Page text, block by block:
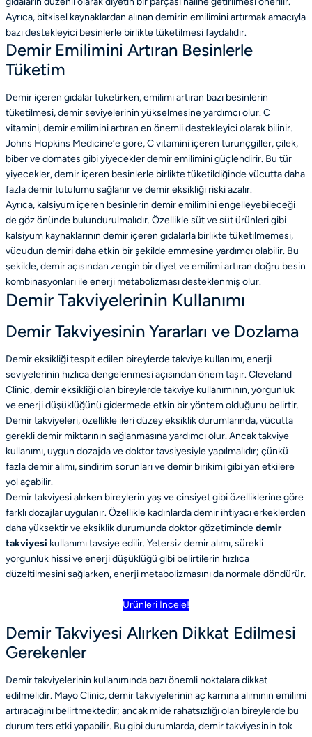
Ayrıca, bitkisel kaynaklardan alınan demirin emilimini artırmak amacıyla
bazı destekleyici besinlerle birlikte tüketilmesi faydalıdır.
Demir Emilimini Artıran Besinlerle
Tüketim
Demir içeren gıdalar tüketirken, emilimi artıran bazı besinlerin
tüketilmesi, demir seviyelerinin yükselmesine yardımcı olur. C
vitamini, demir emilimini artıran en önemli destekleyici olarak bilinir.
Johns Hopkins Medicine’e göre, C vitamini içeren turunçgiller, çilek,
biber ve domates gibi yiyecekler demir emilimini güçlendirir. Bu tür
yiyecekler, demir içeren besinlerle birlikte tüketildiğinde vücutta daha
fazla demir tutulumu sağlanır ve demir eksikliği riski azalır.
Ayrıca, kalsiyum içeren besinlerin demir emilimini engelleyebileceği
de göz önünde bulundurulmalıdır. Özellikle süt ve süt ürünleri gibi
kalsiyum kaynaklarının demir içeren gıdalarla birlikte tüketilmemesi,
vücudun demiri daha etkin bir şekilde emmesine yardımcı olabilir. Bu
şekilde, demir açısından zengin bir diyet ve emilimi artıran doğru besin
kombinasyonları ile enerji metabolizması desteklenmiş olur.
Demir Takviyelerinin Kullanımı
Demir Takviyesinin Yararları ve Dozlama
Demir eksikliği tespit edilen bireylerde takviye kullanımı, enerji
seviyelerinin hızlıca dengelenmesi açısından önem taşır. Cleveland
Clinic, demir eksikliği olan bireylerde takviye kullanımının, yorgunluk
ve enerji düşüklüğünü gidermede etkin bir yöntem olduğunu belirtir.
Demir takviyeleri, özellikle ileri düzey eksiklik durumlarında, vücutta
gerekli demir miktarının sağlanmasına yardımcı olur. Ancak takviye
kullanımı, uygun dozajda ve doktor tavsiyesiyle yapılmalıdır; çünkü
fazla demir alımı, sindirim sorunları ve demir birikimi gibi yan etkilere
yol açabilir.
Demir takviyesi alırken bireylerin yaş ve cinsiyet gibi özelliklerine göre
farklı dozajlar uygulanır. Özellikle kadınlarda demir ihtiyacı erkeklerden
daha yüksektir ve eksiklik durumunda doktor gözetimindedemir
takviyesi kullanımı tavsiye edilir. Yetersiz demir alımı, sürekli
yorgunluk hissi ve enerji düşüklüğü gibi belirtilerin hızlıca
düzeltilmesini sağlarken, enerji metabolizmasını da normale döndürür.
Ürünleri İncele!
Demir Takviyesi Alırken Dikkat Edilmesi
Gerekenler
Demir takviyelerinin kullanımında bazı önemli noktalara dikkat
edilmelidir. Mayo Clinic, demir takviyelerinin aç karnına alımının emilimi
artıracağını belirtmektedir; ancak mide rahatsızlığı olan bireylerde bu
durum ters etki yapabilir. Bu gibi durumlarda, demir takviyesinin tok